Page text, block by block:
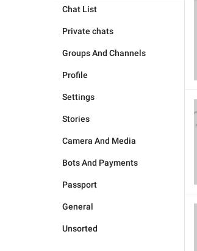
Chat List
Private chats
Groups And Channels
Profile
Settings
Stories
Camera And Media
Bots And Payments
Passport
General
Unsorted